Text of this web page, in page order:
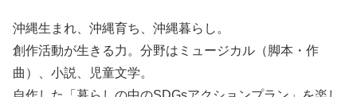
沖縄生まれ、沖縄育ち、沖縄暮らし。
創作活動が生きる力。分野はミュージカル（脚本・作
曲）、小説、児童文学。